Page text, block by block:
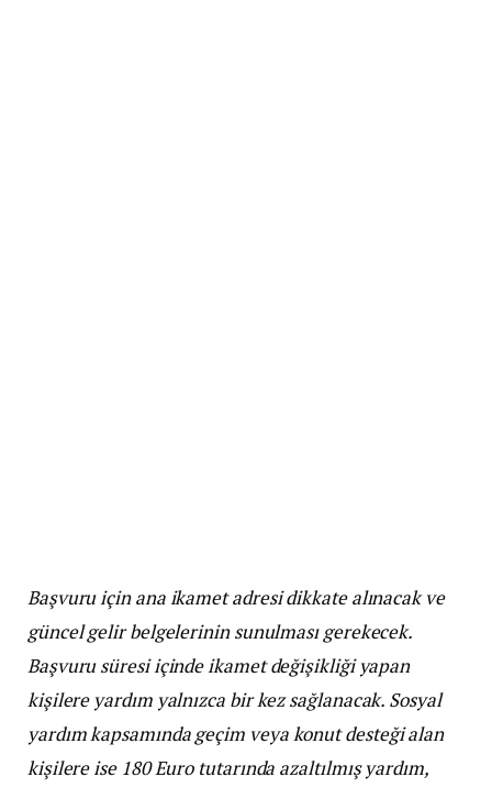
Başvuru için ana ikamet adresi dikkate alınacak ve
güncel gelir belgelerinin sunulması gerekecek.
Başvuru süresi içinde ikamet değişikliği yapan
kişilere yardım yalnızca bir kez sağlanacak. Sosyal
yardım kapsamında geçim veya konut desteği alan
kişilere ise 180 Euro tutarında azaltılmış yardım,